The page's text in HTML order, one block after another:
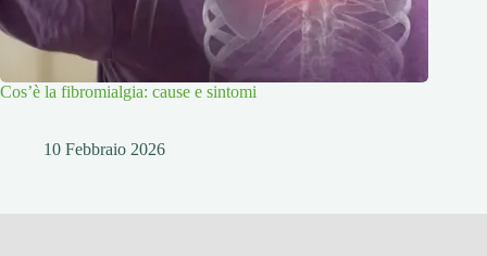
Cos’è la fibromialgia: cause e sintomi
10 Febbraio 2026